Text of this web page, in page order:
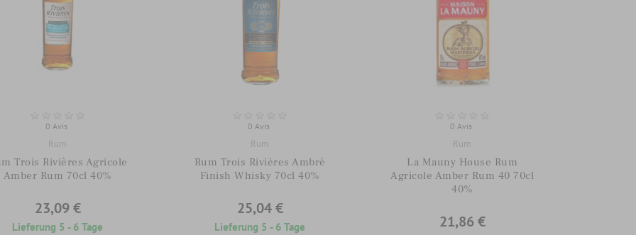
0 Avis
Rum
Trois Rivières Agricole
Amber Rum 70cl 40%
23,09 €
Lieferung 5 - 6 Tage
0 Avis
Rum
Rum Trois Rivières Ambré
Finish Whisky 70cl 40%
25,04 €
Lieferung 5 - 6 Tage
0 Avis
Rum
La Mauny House Rum
Agricole Amber Rum 40 70cl
40%
21,86 €